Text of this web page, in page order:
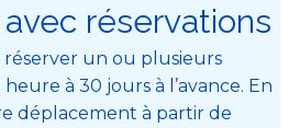
réservations
réserver un ou plusieurs
à 30 jours à l’avance. En
déplacement à partir de